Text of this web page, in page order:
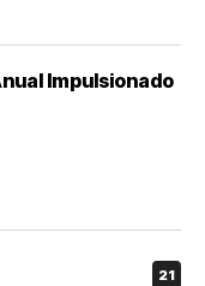
Impulsionado
21